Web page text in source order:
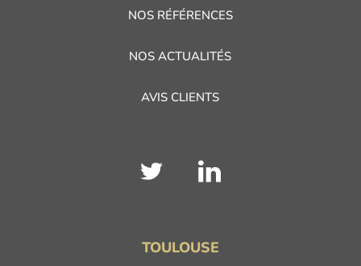
NOS RÉFÉRENCES
NOS ACTUALITÉS
AVIS CLIENTS
TOULOUSE